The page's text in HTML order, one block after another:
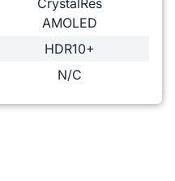
CrystalRes
AMOLED
HDR10+
N/C